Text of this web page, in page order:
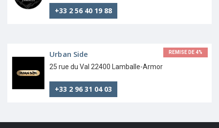
+33 2 56 40 19 88
REMISE DE 4%
Urban Side
25 rue du Val 22400 Lamballe-Armor
+33 2 96 31 04 03